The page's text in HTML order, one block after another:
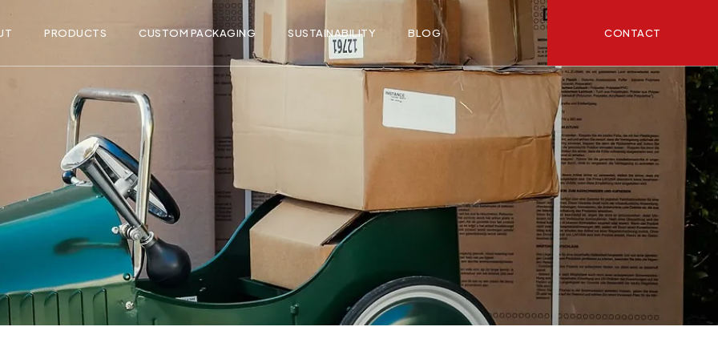
PRODUCTS CUSTOM PACKAGING SUSTAINABILITY BLOG CONTACT